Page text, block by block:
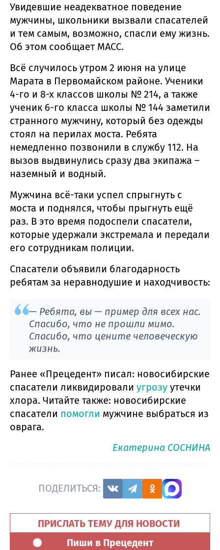
Увидевшие неадекватное поведение
мужчины, школьники вызвали спасателей
и тем самым, возможно, спасли ему жизнь.
Об этом сообщает МАСС.
Всё случилось утром 2 июня на улице
Марата в Первомайском районе. Ученики
4-го и 8-х классов школы № 214, а также
ученик 6-го класса школы № 144 заметили
странного мужчину, который без одежды
стоял на перилах моста. Ребята
немедленно позвонили в службу 112. На
вызов выдвинулись сразу два экипажа –
наземный и водный.
Мужчина всё-таки успел спрыгнуть с
моста и поднялся, чтобы прыгнуть ещё
раз. В это время подоспели спасатели,
которые удержали экстремала и передали
его сотрудникам полиции.
Спасатели объявили благодарность
ребятам за неравнодушие и находчивость:
— Ребята, вы — пример для всех нас.
Спасибо, что не прошли мимо.
Спасибо, что цените человеческую
жизнь.
Ранее «Прецедент» писал: новосибирские
спасатели ликвидировали угрозу утечки
хлора. Читайте также: новосибирские
спасатели помогли мужчине выбраться из
оврага.
Екатерина СОСНИНА
ПОДЕЛИТЬСЯ:
ПРИСЛАТЬ ТЕМУ ДЛЯ НОВОСТИ
Пиши в Прецедент